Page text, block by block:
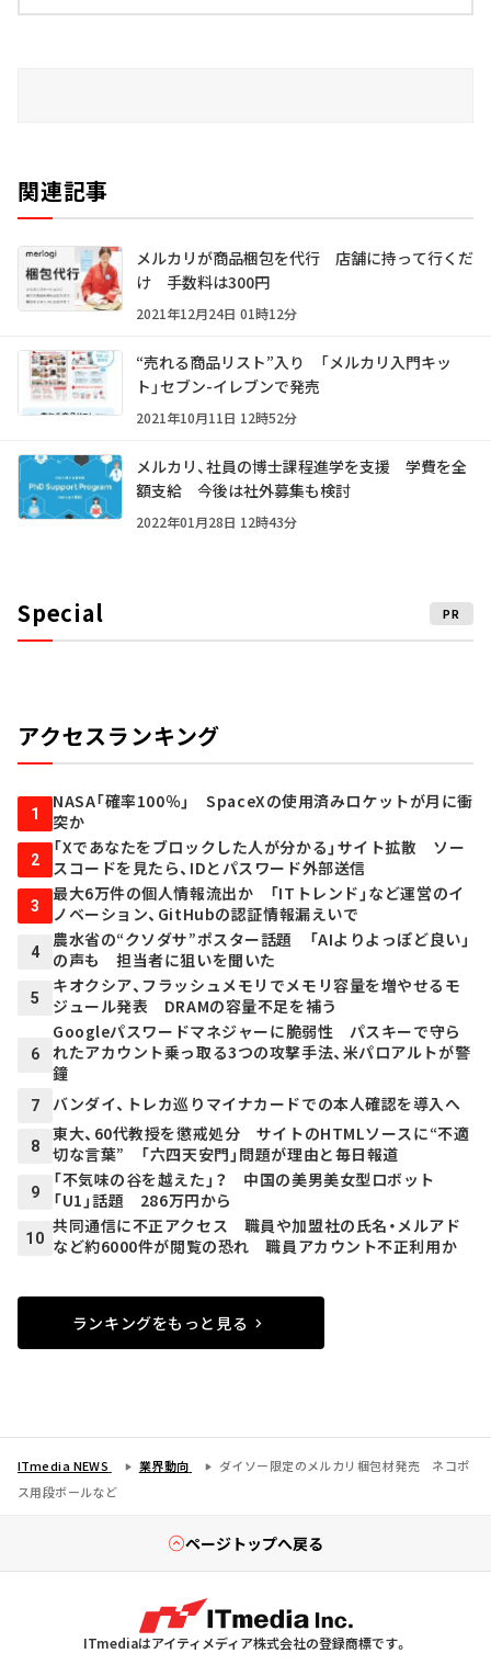
関連記事
メルカリが商品梱包を代行 店舗に持って行くだ
け 手数料は300円
2021年12月24日 01時12分
“売れる商品リスト”入り 「メルカリ入門キッ
ト」セブン-イレブンで発売
2021年10月11日 12時52分
メルカリ、社員の博士課程進学を支援 学費を全
額支給 今後は社外募集も検討
2022年01月28日 12時43分
Special PR
アクセスランキング
1
NASA「確率100％」 SpaceXの使用済みロケットが月に衝
突か
2
「Xであなたをブロックした人が分かる」サイト拡散 ソー
スコードを見たら、IDとパスワード外部送信
3
最大6万件の個人情報流出か 「ITトレンド」など運営のイ
ノベーション、GitHubの認証情報漏えいで
4
農水省の“クソダサ”ポスター話題 「AIよりよっぽど良い」
の声も 担当者に狙いを聞いた
5
キオクシア、フラッシュメモリでメモリ容量を増やせるモ
ジュール発表 DRAMの容量不足を補う
6
Googleパスワードマネジャーに脆弱性 パスキーで守ら
れたアカウント乗っ取る3つの攻撃手法、米パロアルトが警
鐘
7 バンダイ、トレカ巡りマイナカードでの本人確認を導入へ
8
東大、60代教授を懲戒処分 サイトのHTMLソースに“不適
切な言葉” 「六四天安門」問題が理由と毎日報道
9
「不気味の谷を越えた」？ 中国の美男美女型ロボット
「U1」話題 286万円から
10
共同通信に不正アクセス 職員や加盟社の氏名・メルアド
など約6000件が閲覧の恐れ 職員アカウント不正利用か
ランキングをもっと見る
ITmedia NEWS 業界動向
ダイソー限定のメルカリ梱包材発売 ネコポ
ス用段ボールなど
ページトップへ戻る
ITmediaはアイティメディア株式会社の登録商標です。